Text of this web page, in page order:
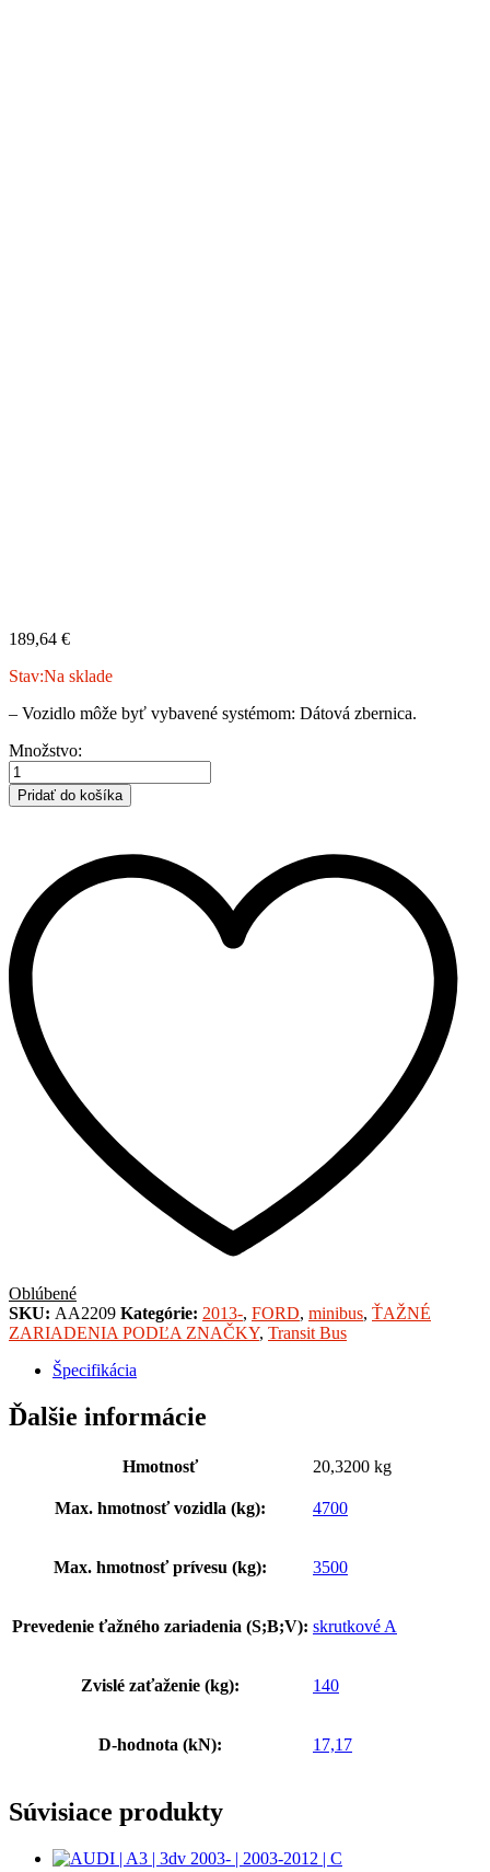
189,64 €
Stav:Na sklade
– Vozidlo môže byť vybavené systémom: Dátová zbernica.
FORD
Transit
Bus
2013-
A
množstvo
Množstvo:
Pridať do košíka
Oblúbené
SKU: AA2209 Kategórie: 2013-, FORD, minibus, ŤAŽNÉ
ZARIADENIA PODĽA ZNAČKY, Transit Bus
Špecifikácia
Ďalšie informácie
Hmotnosť 20,3200 kg
Max. hmotnosť vozidla (kg): 4700
Max. hmotnosť prívesu (kg): 3500
Prevedenie ťažného zariadenia (S;B;V): skrutkové A
Zvislé zaťaženie (kg): 140
D-hodnota (kN): 17,17
Súvisiace produkty